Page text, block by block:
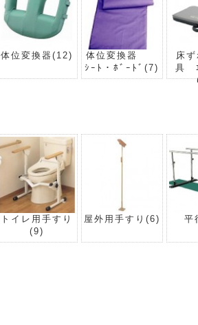
体位変換器 (12)
体位変換器
ｼｰﾄ・ﾎﾞｰﾄﾞ(7)
床
具
トイレ用手すり
(9)
屋外用手すり (6) 平